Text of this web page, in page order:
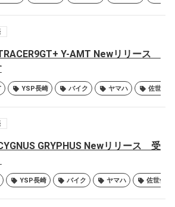
Y-AMT Newリリース
YSP長崎 バイク ヤマハ 佐世保
GRYPHUS Newリリース 受
YSP長崎 バイク ヤマハ 佐世保